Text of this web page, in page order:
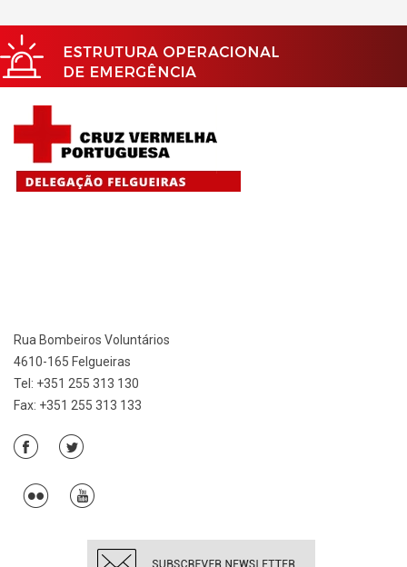
Rua Bombeiros Voluntários
4610-165 Felgueiras
Tel: +351 255 313 130
Fax: +351 255 313 133